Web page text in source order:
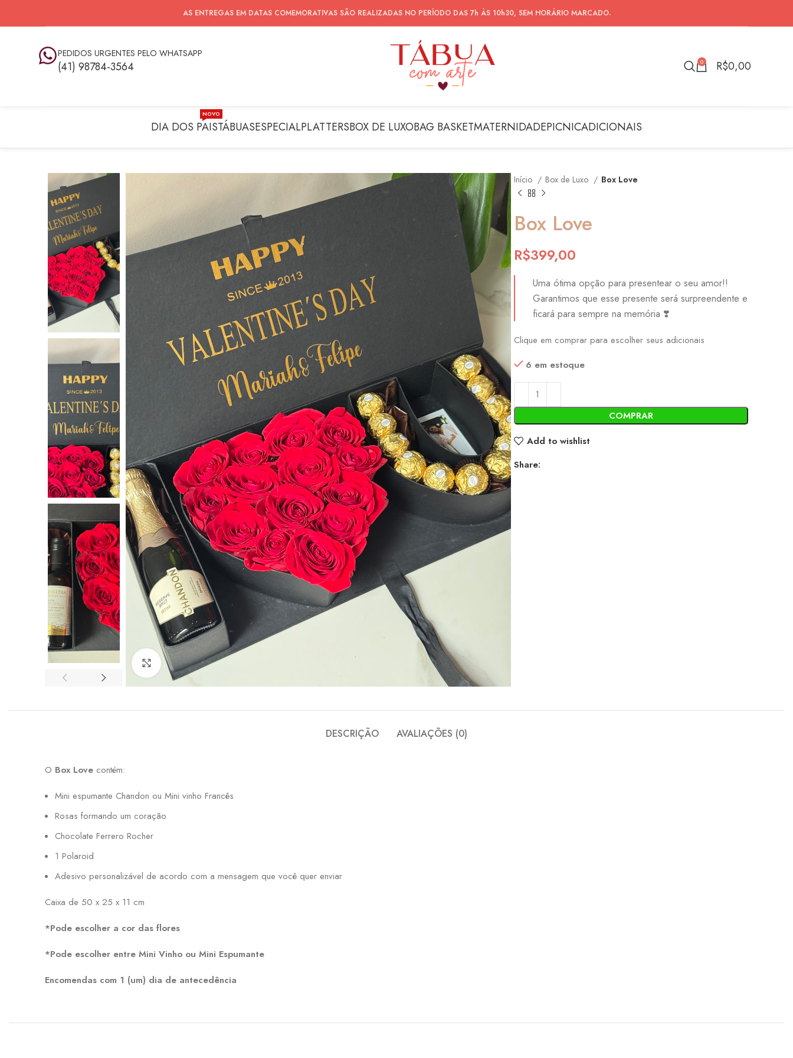
AS ENTREGAS EM DATAS COMEMORATIVAS SÃO REALIZADAS NO PERÍODO DAS 7h ÀS 10h30, SEM HORÁRIO MARCADO.
PEDIDOS URGENTES PELO WHATSAPP
(41) 98784-3564 0 R$0,00
DIA DOS PAIS
NOVO
TÁBUASESPECIALPLATTERSBOX DE LUXOBAG BASKETMATERNIDADEPICNICADICIONAIS
Click to enlarge
Início Box de Luxo Box Love
Box Love
R$399,00
Uma ótima opção para presentear o seu amor!!
Garantimos que esse presente será surpreendente e
ficará para sempre na memória ❣️
Clique em comprar para escolher seus adicionais
6 em estoque
COMPRAR
Add to wishlist
Share:
DESCRIÇÃO AVALIAÇÕES (0)
O Box Love contém:
Mini espumante Chandon ou Mini vinho Francês
Rosas formando um coração
Chocolate Ferrero Rocher
1 Polaroid
Adesivo personalizável de acordo com a mensagem que você quer enviar
Caixa de 50 x 25 x 11 cm
*Pode escolher a cor das flores
*Pode escolher entre Mini Vinho ou Mini Espumante
Encomendas com 1 (um) dia de antecedência